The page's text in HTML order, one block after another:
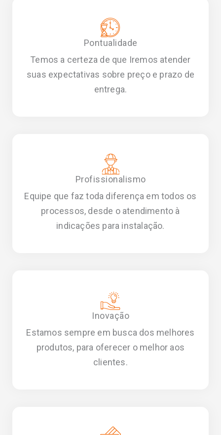
Pontualidade
Temos a certeza de que Iremos atender
suas expectativas sobre preço e prazo de
entrega.
Profissionalismo
Equipe que faz toda diferença em todos os
processos, desde o atendimento à
indicações para instalação.
Inovação
Estamos sempre em busca dos melhores
produtos, para oferecer o melhor aos
clientes.